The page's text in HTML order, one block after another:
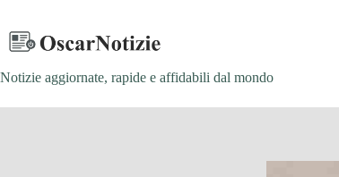
contenuto
Notizie aggiornate, rapide e affidabili dal mondo